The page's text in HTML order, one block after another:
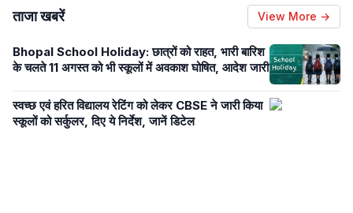
ताजा खबरें View More →
Bhopal School Holiday: छात्रों को राहत, भारी बारिश
के चलते 11 अगस्त को भी स्कूलों में अवकाश घोषित, आदेश जारी
स्वच्छ एवं हरित विद्यालय रेटिंग को लेकर CBSE ने जारी किया
स्कूलों को सर्कुलर, दिए ये निर्देश, जानें डिटेल